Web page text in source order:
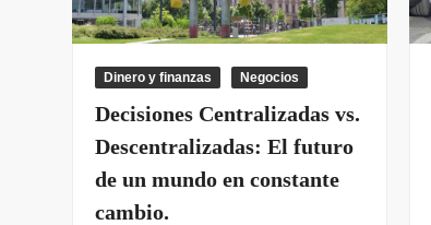
Dinero y finanzas Negocios
Decisiones Centralizadas vs.
Descentralizadas: El futuro
de un mundo en constante
cambio.